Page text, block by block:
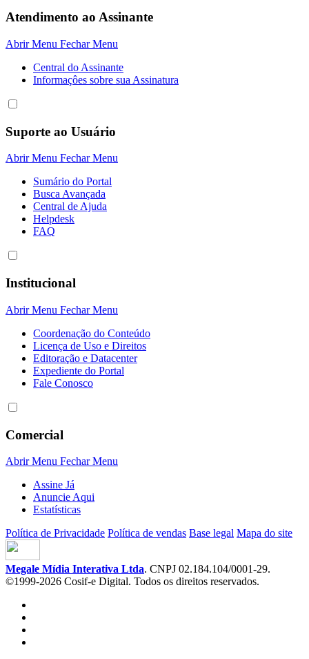
Atendimento ao Assinante
Abrir Menu Fechar Menu
Central do Assinante
Informaçôes sobre sua Assinatura
Suporte ao Usuário
Abrir Menu Fechar Menu
Sumário do Portal
Busca Avançada
Central de Ajuda
Helpdesk
FAQ
Institucional
Abrir Menu Fechar Menu
Coordenação do Conteúdo
Licença de Uso e Direitos
Editoração e Datacenter
Expediente do Portal
Fale Conosco
Comercial
Abrir Menu Fechar Menu
Assine Já
Anuncie Aqui
Estatísticas
Política de Privacidade Política de vendas Base legal Mapa do site
Megale Mídia Interativa Ltda. CNPJ 02.184.104/0001-29.
©1999-2026 Cosif-e Digital. Todos os direitos reservados.